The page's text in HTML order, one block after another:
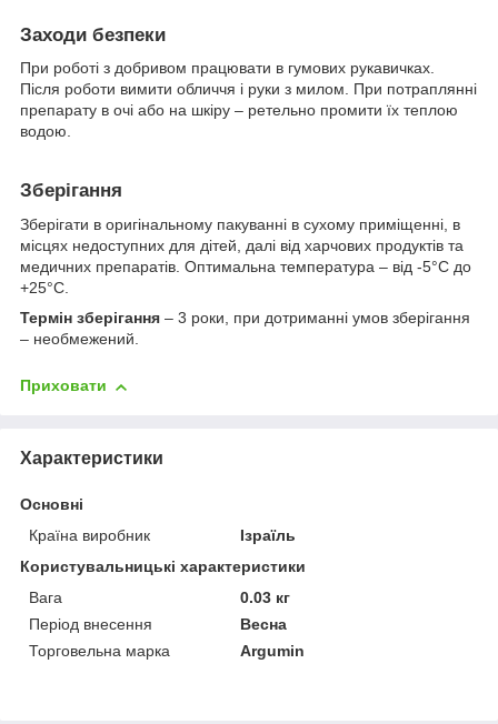
Заходи безпеки
При роботі з добривом працювати в гумових рукавичках.
Після роботи вимити обличчя і руки з милом. При потраплянні
препарату в очі або на шкіру – ретельно промити їх теплою
водою.
Зберігання
Зберігати в оригінальному пакуванні в сухому приміщенні, в
місцях недоступних для дітей, далі від харчових продуктів та
медичних препаратів. Оптимальна температура – від -5°С до
+25°С.
Термін зберігання – 3 роки, при дотриманні умов зберігання
– необмежений.
Приховати
Характеристики
Основні
Країна виробник
Ізраїль
Користувальницькі характеристики
Вага
0.03 кг
Період внесення
Весна
Торговельна марка
Argumin